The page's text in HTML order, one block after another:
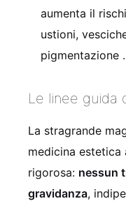
aumenta il
ustioni,
pigmentazione .
Le linee guida
La stragrande
medicina
rigorosa: nessun
gravidanza,